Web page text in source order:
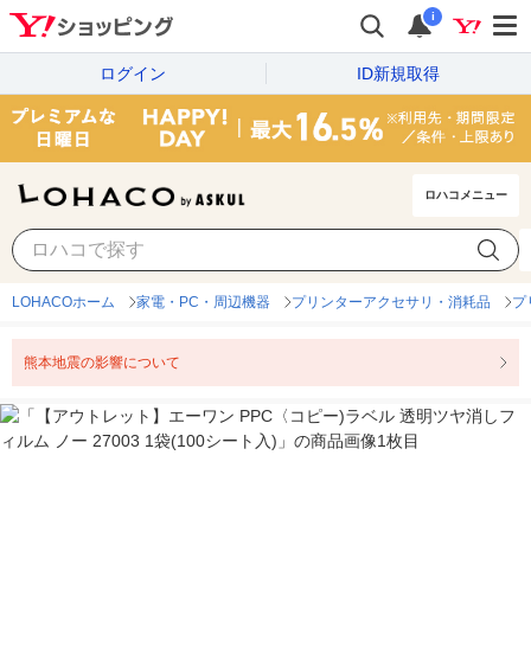
i
ログイン ID新規取得
ロハコメニュー
LOHACOホーム 家電・PC・周辺機器 プリンターアクセサリ・消耗品 プ
熊本地震の影響について